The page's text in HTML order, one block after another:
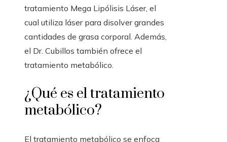
tratamiento Mega Lipólisis Láser, el
cual utiliza láser para disolver grandes
cantidades de grasa corporal. Además,
el Dr. Cubillos también ofrece el
tratamiento metabólico.
¿Qué es el tratamiento
metabólico?
El tratamiento metabólico se enfoca